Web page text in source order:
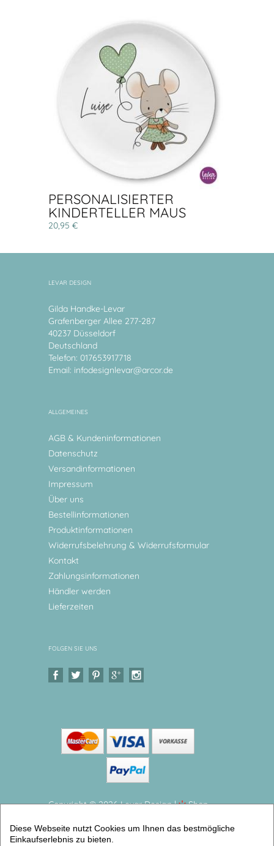
PERSONALISIERTER
KINDERTELLER MAUS
20,95 €
LEVAR DESIGN
Gilda Handke-Levar
Grafenberger Allee 277-287
40237 Düsseldorf
Deutschland
Telefon: 017653917718
Email: infodesignlevar@arcor.de
ALLGEMEINES
AGB & Kundeninformationen
Datenschutz
Versandinformationen
Impressum
Über uns
Bestellinformationen
Produktinformationen
Widerrufsbelehrung & Widerrufsformular
Kontakt
Zahlungsinformationen
Händler werden
Lieferzeiten
FOLGEN SIE UNS
Copyright © 2026 Levar Design |
Shop
Kinderteller Babyelefant Kindergeschirr mit Namen
aus Melamin BPA frei (Teller flach klein) |
Diese Webseite nutzt Cookies um Ihnen das bestmögliche
Einkaufserlebnis zu bieten.